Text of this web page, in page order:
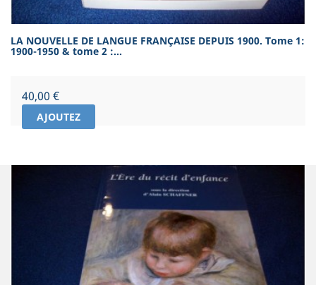
LA NOUVELLE DE LANGUE FRANÇAISE DEPUIS 1900. Tome 1:
1900-1950 & tome 2 :...
Prix
40,00 €
AJOUTEZ